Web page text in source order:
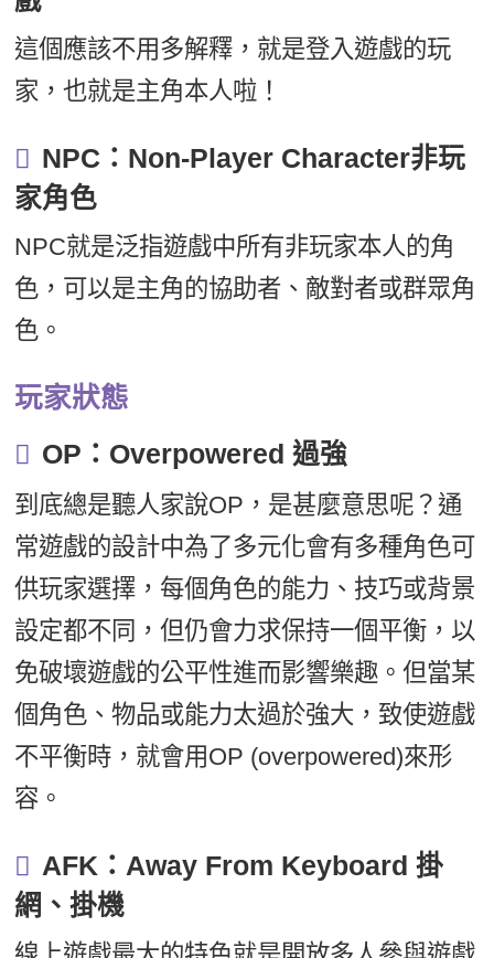
這個應該不用多解釋，就是登入遊戲的玩
家，也就是主角本人啦！
NPC：Non-Player Character非玩
家角色
NPC就是泛指遊戲中所有非玩家本人的角
色，可以是主角的協助者、敵對者或群眾角
色。
玩家狀態
OP：Overpowered 過強
到底總是聽人家說OP，是甚麼意思呢？通
常遊戲的設計中為了多元化會有多種角色可
供玩家選擇，每個角色的能力、技巧或背景
設定都不同，但仍會力求保持一個平衡，以
免破壞遊戲的公平性進而影響樂趣。但當某
個角色、物品或能力太過於強大，致使遊戲
不平衡時，就會用OP (overpowered)來形
容。
AFK：Away From Keyboard 掛
網、掛機